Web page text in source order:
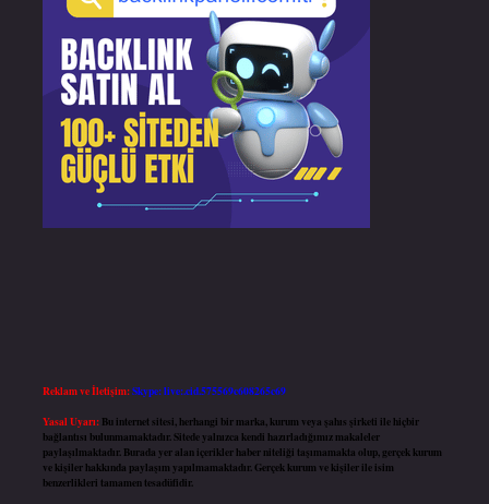
Reklam ve İletişim:Skype: live:.cid.575569c608265c69
Yasal Uyarı: Bu internet sitesi, herhangi bir marka, kurum veya şahıs şirketi ile hiçbir
bağlantısı bulunmamaktadır. Sitede yalnızca kendi hazırladığımız makaleler
paylaşılmaktadır. Burada yer alan içerikler haber niteliği taşımamakta olup, gerçek kurum
ve kişiler hakkında paylaşım yapılmamaktadır. Gerçek kurum ve kişiler ile isim
benzerlikleri tamamen tesadüfidir.